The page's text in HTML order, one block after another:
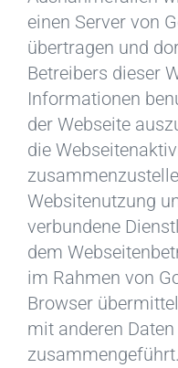
einen Server von
übertragen und
Betreibers dieser
Informationen
der Webseite
die
Websitenutzung
verbundene
dem
im Rahmen von
Browser
mit anderen
zusammengeführt.